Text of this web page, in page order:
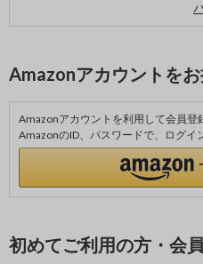
Amazonアカウントを
Amazonアカウントを利用して会員登
AmazonのID、パスワードで、ログイ
初めてご利用の方・会